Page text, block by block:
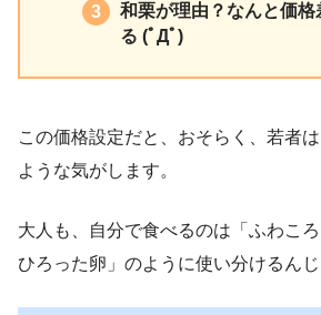
和栗が理由？なんと価
る (ﾟДﾟ)
この価格設定だと、おそらく、若者
ような気がします。
大人も、自分で食べるのは「ふわこ
ひろった卵」のように使い分けるん